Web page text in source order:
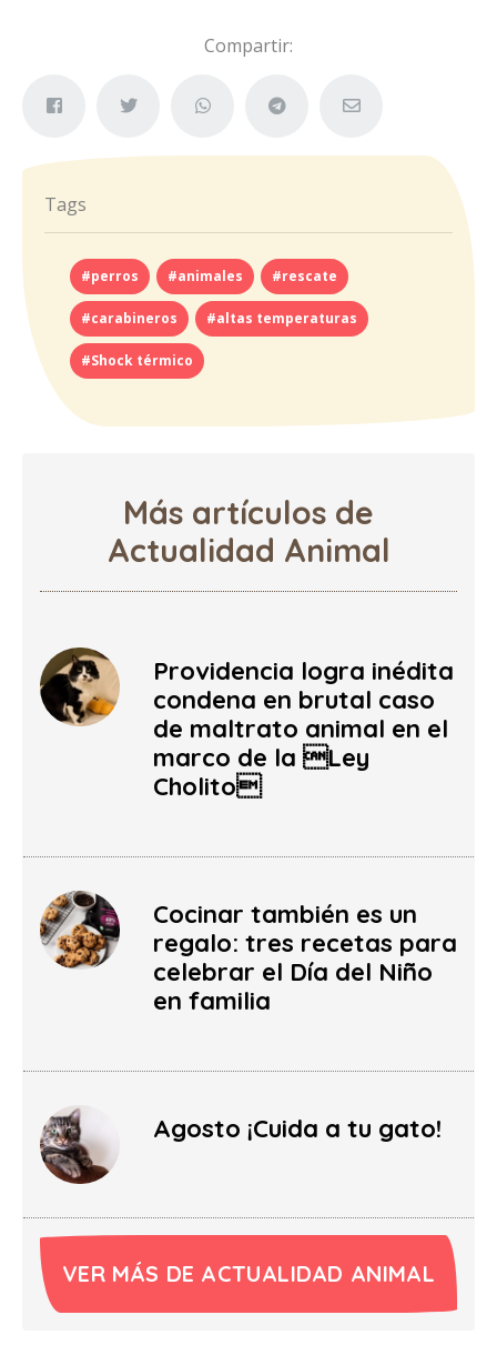
Compartir:
Tags
#perros #animales #rescate
#carabineros #altas temperaturas
#Shock térmico
Más artículos de
Actualidad Animal
Providencia logra inédita
condena en brutal caso
de maltrato animal en el
marco de la Ley
Cholito
Cocinar también es un
regalo: tres recetas para
celebrar el Día del Niño
en familia
Agosto ¡Cuida a tu gato!
VER MÁS DE ACTUALIDAD ANIMAL